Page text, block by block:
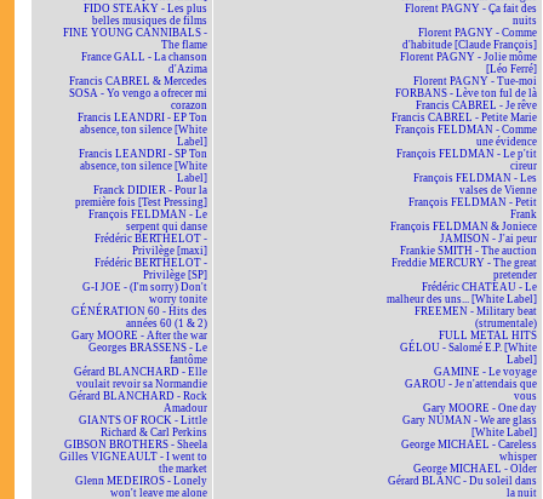
FIDO STEAKY - Les plus
belles musiques de films
FINE YOUNG CANNIBALS -
The flame
France GALL - La chanson
d'Azima
Francis CABREL & Mercedes
SOSA - Yo vengo a ofrecer mi
corazon
Francis LEANDRI - EP Ton
absence, ton silence [White
Label]
Francis LEANDRI - SP Ton
absence, ton silence [White
Label]
Franck DIDIER - Pour la
première fois [Test Pressing]
François FELDMAN - Le
serpent qui danse
Frédéric BERTHELOT -
Privilège [maxi]
Frédéric BERTHELOT -
Privilège [SP]
G-I JOE - (I'm sorry) Don't
worry tonite
GÉNÉRATION 60 - Hits des
années 60 (1 & 2)
Gary MOORE - After the war
Georges BRASSENS - Le
fantôme
Gérard BLANCHARD - Elle
voulait revoir sa Normandie
Gérard BLANCHARD - Rock
Amadour
GIANTS OF ROCK - Little
Richard & Carl Perkins
GIBSON BROTHERS - Sheela
Gilles VIGNEAULT - I went to
the market
Glenn MEDEIROS - Lonely
won't leave me alone
Florent PAGNY - Ça fait des
nuits
Florent PAGNY - Comme
d'habitude [Claude François]
Florent PAGNY - Jolie môme
[Léo Ferré]
Florent PAGNY - Tue-moi
FORBANS - Lève ton ful de là
Francis CABREL - Je rêve
Francis CABREL - Petite Marie
François FELDMAN - Comme
une évidence
François FELDMAN - Le p'tit
cireur
François FELDMAN - Les
valses de Vienne
François FELDMAN - Petit
Frank
François FELDMAN & Joniece
JAMISON - J'ai peur
Frankie SMITH - The auction
Freddie MERCURY - The great
pretender
Frédéric CHATEAU - Le
malheur des uns... [White Label]
FREEMEN - Military beat
(strumentale)
FULL METAL HITS
GÉLOU - Salomé E.P. [White
Label]
GAMINE - Le voyage
GAROU - Je n'attendais que
vous
Gary MOORE - One day
Gary NUMAN - We are glass
[White Label]
George MICHAEL - Careless
whisper
George MICHAEL - Older
Gérard BLANC - Du soleil dans
la nuit